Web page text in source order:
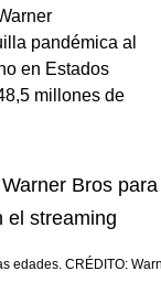
pandémica al
en Estados
millones de
edades. CRÉDITO: